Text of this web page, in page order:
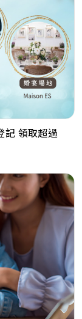
記 領取超過